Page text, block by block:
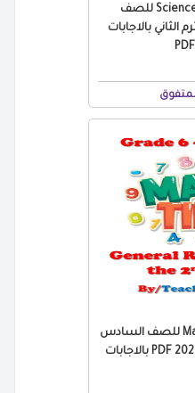
مراجعة المتفوق Science للصف
الثاني بالاجابات
مراجعة التقييمات Math للصف السادس